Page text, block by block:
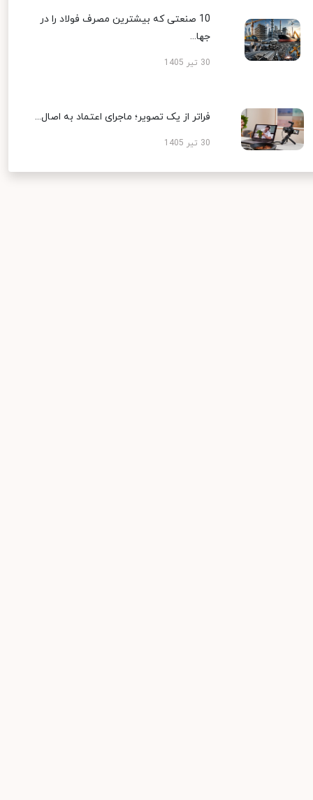
10 صنعتی که بیشترین مصرف فولاد را در
جها...
30 تیر 1405
فراتر از یک تصویر؛ ماجرای اعتماد به اصال...
30 تیر 1405